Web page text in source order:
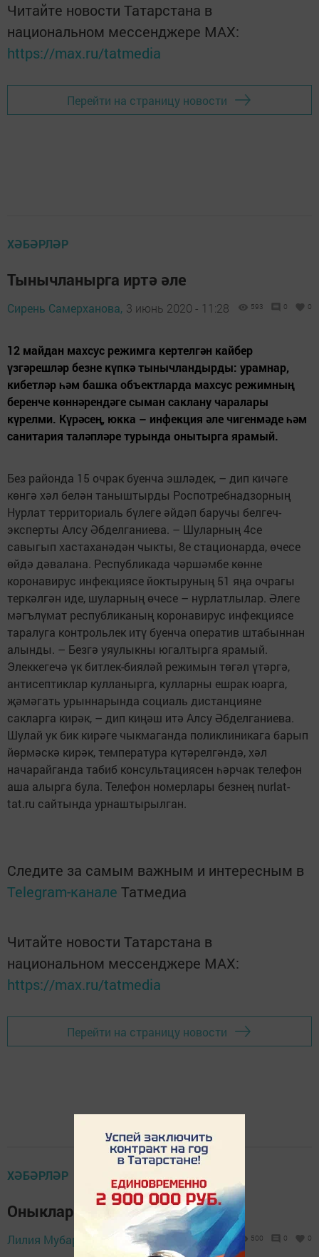
Читайте новости Татарстана в
национальном мессенджере MАХ:
https://max.ru/tatmedia
Перейти на страницу новости
ХӘБӘРЛӘР
Тынычланырга иртә әле
Сирень Самерханова, 3 июнь 2020 - 11:28 593 0 0
12 майдан махсус режимга кертелгән кайбер
үзгәрешләр безне күпкә тынычландырды: урамнар,
кибетләр һәм башка объектларда махсус режимның
беренче көннәрендәге сыман саклану чаралары
күрелми. Күрәсең, юкка – инфекция әле чигенмәде һәм
санитария таләпләре турында онытырга ярамый.
Без районда 15 очрак буенча эшләдек, – дип кичәге
көнгә хәл белән таныштырды Роспотребнадзорның
Нурлат территориаль бүлеге әйдәп баручы белгеч-
эксперты Алсу Әбделганиева. – Шуларның 4се
савыгып хастаханәдән чыкты, 8е стационарда, өчесе
өйдә дәвалана. Республикада чәршәмбе көнне
коронавирус инфекциясе йоктыруның 51 яңа очрагы
теркәлгән иде, шуларның өчесе – нурлатлылар. Әлеге
мәгълүмат республиканың коронавирус инфекциясе
таралуга контрольлек итү буенча оператив штабыннан
алынды. – Безгә уяулыкны югалтырга ярамый.
Элеккегечә үк битлек-бияләй режимын төгәл үтәргә,
антисептиклар кулланырга, кулларны ешрак юарга,
җәмәгать урыннарында социаль дистанцияне
сакларга кирәк, – дип киңәш итә Алсу Әбделганиева.
Шулай ук бик кирәге чыкмаганда поликлиникага барып
йөрмәскә кирәк, температура күтәрелгәндә, хәл
начарайганда табиб консультациясен һәрчак телефон
аша алырга була. Телефон номерлары безнең nurlat-
tat.ru сайтында урнаштырылган.
Следите за самым важным и интересным в
Telegram-канале Татмедиа
Читайте новости Татарстана в
национальном мессенджере MАХ:
https://max.ru/tatmedia
Перейти на страницу новости
ХӘБӘРЛӘР
Оныкларга изге ядкәр
Лилия Мубаракшина, 2 июнь 2020 - 11:32 500 0 0